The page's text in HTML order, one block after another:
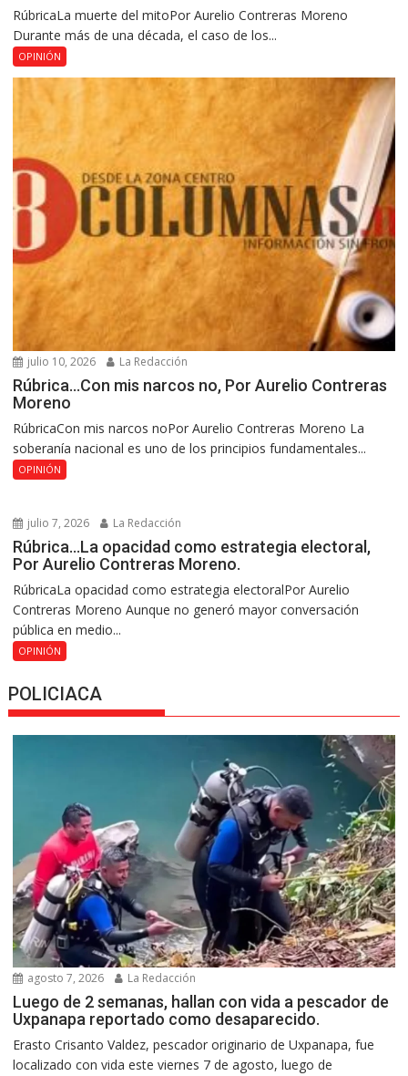
RúbricaLa muerte del mitoPor Aurelio Contreras Moreno
Durante más de una década, el caso de los...
OPINIÓN
julio 10, 2026 La Redacción
Rúbrica…Con mis narcos no, Por Aurelio Contreras
Moreno
RúbricaCon mis narcos noPor Aurelio Contreras Moreno La
soberanía nacional es uno de los principios fundamentales...
OPINIÓN
julio 7, 2026 La Redacción
Rúbrica…La opacidad como estrategia electoral,
Por Aurelio Contreras Moreno.
RúbricaLa opacidad como estrategia electoralPor Aurelio
Contreras Moreno Aunque no generó mayor conversación
pública en medio...
OPINIÓN
POLICIACA
agosto 7, 2026 La Redacción
Luego de 2 semanas, hallan con vida a pescador de
Uxpanapa reportado como desaparecido.
Erasto Crisanto Valdez, pescador originario de Uxpanapa, fue
localizado con vida este viernes 7 de agosto, luego de